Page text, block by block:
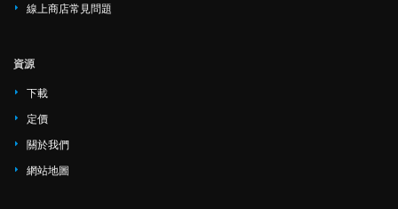
線上商店常見問題
資源
下載
定價
關於我們
網站地圖